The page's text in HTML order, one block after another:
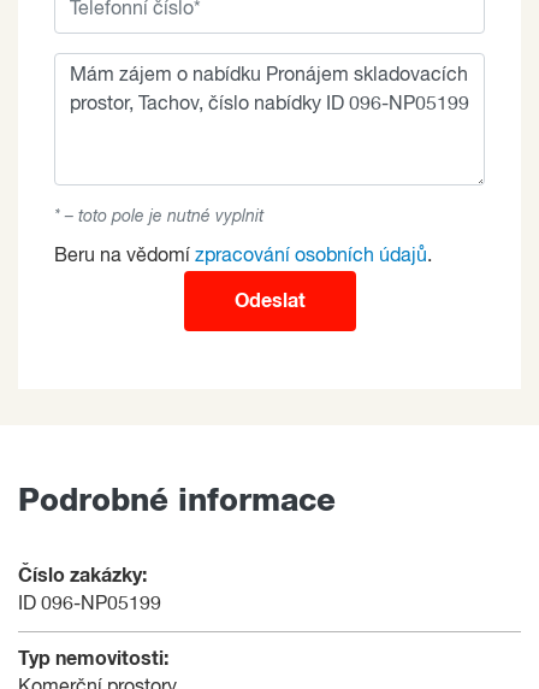
* – toto pole je nutné vyplnit
Beru na vědomí zpracování osobních údajů.
Odeslat
Podrobné informace
Číslo zakázky:
ID 096-NP05199
Typ nemovitosti: